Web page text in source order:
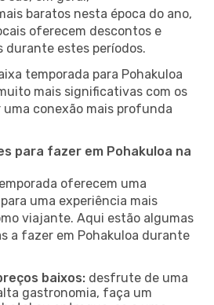
baratos nesta época do ano,
oferecem descontos e
durante estes períodos.
temporada para Pohakuloa
mais significativas com os
uma conexão mais profunda
para fazer em Pohakuloa na
oferecem uma
uma experiência mais
viajante. Aqui estão algumas
a fazer em Pohakuloa durante
baixos: desfrute de uma
gastronomia, faça um